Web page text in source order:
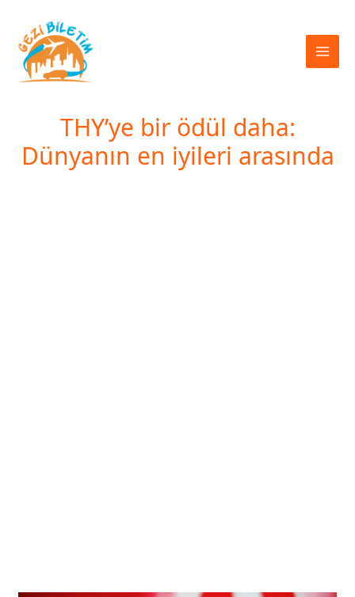
THY’ye bir ödül daha:
Dünyanın en iyileri arasında